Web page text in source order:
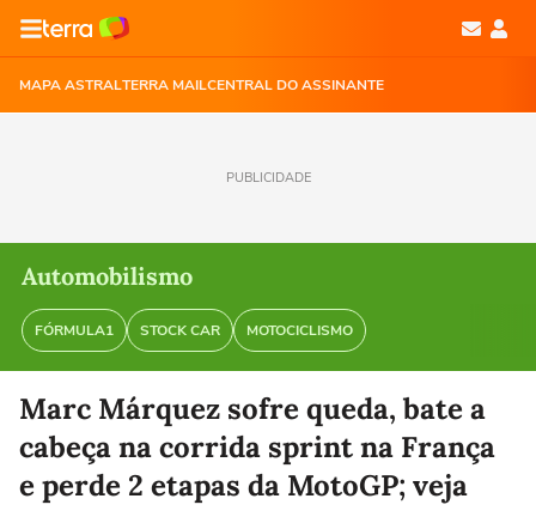
MAPA ASTRALTERRA MAILCENTRAL DO ASSINANTE
PUBLICIDADE
Automobilismo
FÓRMULA1 STOCK CAR MOTOCICLISMO
Marc Márquez sofre queda, bate a
cabeça na corrida sprint na França
e perde 2 etapas da MotoGP; veja